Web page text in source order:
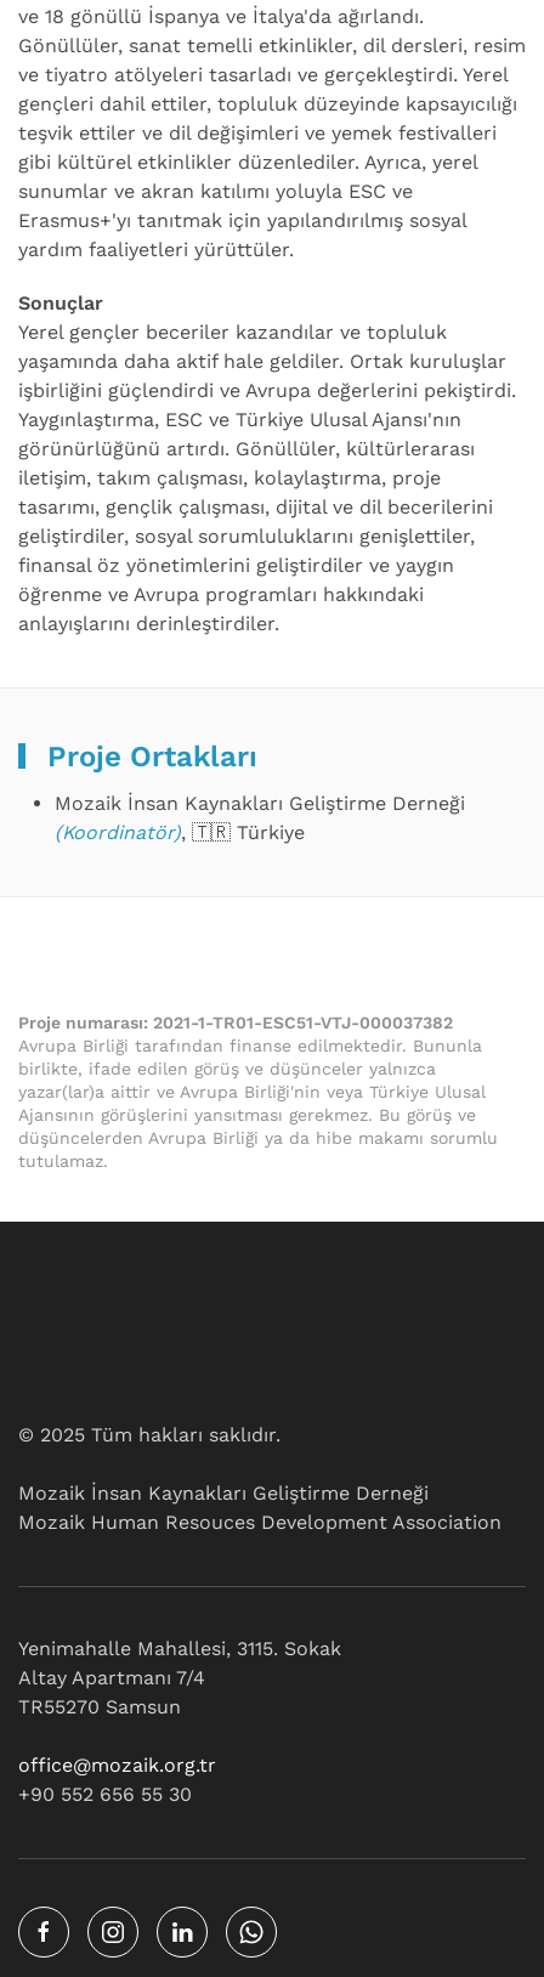
ve 18 gönüllü İspanya ve İtalya'da ağırlandı.
Gönüllüler, sanat temelli etkinlikler, dil dersleri, resim
ve tiyatro atölyeleri tasarladı ve gerçekleştirdi. Yerel
gençleri dahil ettiler, topluluk düzeyinde kapsayıcılığı
teşvik ettiler ve dil değişimleri ve yemek festivalleri
gibi kültürel etkinlikler düzenlediler. Ayrıca, yerel
sunumlar ve akran katılımı yoluyla ESC ve
Erasmus+'yı tanıtmak için yapılandırılmış sosyal
yardım faaliyetleri yürüttüler.
Sonuçlar
Yerel gençler beceriler kazandılar ve topluluk
yaşamında daha aktif hale geldiler. Ortak kuruluşlar
işbirliğini güçlendirdi ve Avrupa değerlerini pekiştirdi.
Yaygınlaştırma, ESC ve Türkiye Ulusal Ajansı'nın
görünürlüğünü artırdı. Gönüllüler, kültürlerarası
iletişim, takım çalışması, kolaylaştırma, proje
tasarımı, gençlik çalışması, dijital ve dil becerilerini
geliştirdiler, sosyal sorumluluklarını genişlettiler,
finansal öz yönetimlerini geliştirdiler ve yaygın
öğrenme ve Avrupa programları hakkındaki
anlayışlarını derinleştirdiler.
Proje Ortakları
Mozaik İnsan Kaynakları Geliştirme Derneği
(Koordinatör), 🇹🇷 Türkiye
Proje numarası: 2021-1-TR01-ESC51-VTJ-000037382
Avrupa Birliği tarafından finanse edilmektedir. Bununla
birlikte, ifade edilen görüş ve düşünceler yalnızca
yazar(lar)a aittir ve Avrupa Birliği'nin veya Türkiye Ulusal
Ajansının görüşlerini yansıtması gerekmez. Bu görüş ve
düşüncelerden Avrupa Birliği ya da hibe makamı sorumlu
tutulamaz.
© 2025 Tüm hakları saklıdır.
Mozaik İnsan Kaynakları Geliştirme Derneği
Mozaik Human Resouces Development Association
Yenimahalle Mahallesi, 3115. Sokak
Altay Apartmanı 7/4
TR55270 Samsun
office@mozaik.org.tr
+90 552 656 55 30